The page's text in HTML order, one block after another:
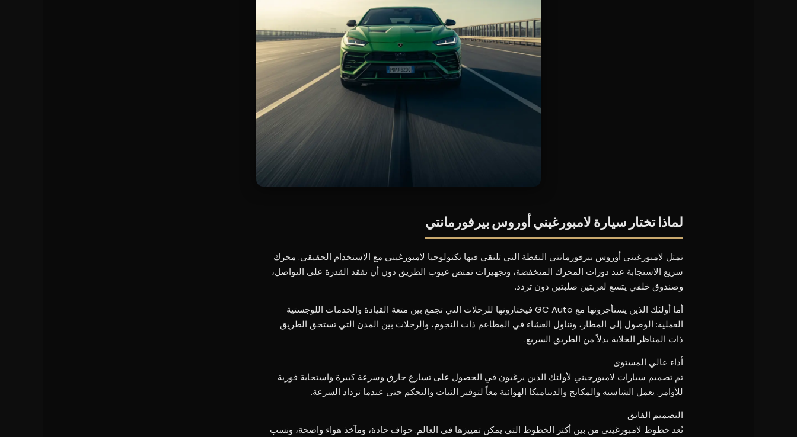
لماذا تختار سيارة لامبورغيني أوروس بيرفورمانتي
تمثل لامبورغيني أوروس بيرفورمانتي النقطة التي تلتقي فيها تكنولوجيا لامبورغيني مع الاستخدام الحقيقي. محرك
سريع الاستجابة عند دورات المحرك المنخفضة، وتجهيزات تمتص عيوب الطريق دون أن تفقد القدرة على التواصل،
وصندوق خلفي يتسع لعربتين صلبتين دون تردد.
أما أولئك الذين يستأجرونها مع GC Auto فيختارونها للرحلات التي تجمع بين متعة القيادة والخدمات اللوجستية
العملية: الوصول إلى المطار، وتناول العشاء في المطاعم ذات النجوم، والرحلات بين المدن التي تستحق الطريق
ذات المناظر الخلابة بدلاً من الطريق السريع.
أداء عالي المستوى
تم تصميم سيارات لامبورجيني لأولئك الذين يرغبون في الحصول على تسارع حارق وسرعة كبيرة واستجابة فورية
للأوامر. يعمل الشاسيه والمكابح والديناميكا الهوائية معاً لتوفير الثبات والتحكم حتى عندما تزداد السرعة.
التصميم الفائق
تُعد خطوط لامبورغيني من بين أكثر الخطوط التي يمكن تمييزها في العالم. حواف حادة، ومآخذ هواء واضحة، ونسب